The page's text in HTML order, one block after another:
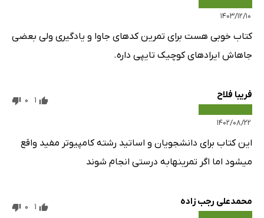
۱۴۰۳/۱۲/۱۰
کتاب خوبی هست برای تمرین کد‌های جاوا و یادگیری ولی بعضی
جاهاش ایراد‌های کوچیک تایپی داره.
فریبا فلاح
۱۴۰۲/۰۸/۲۲
1
0
این کتاب برای دانشجویان و اساتید رشته کامپیوتر مفید واقع
میشود اما اگر تمرینهابه درستی انجام شوند
محمدعلی رجب زاده 1
0